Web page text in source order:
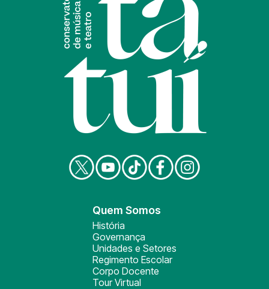
Quem Somos
História
Governança
Unidades e Setores
Regimento Escolar
Corpo Docente
Tour Virtual